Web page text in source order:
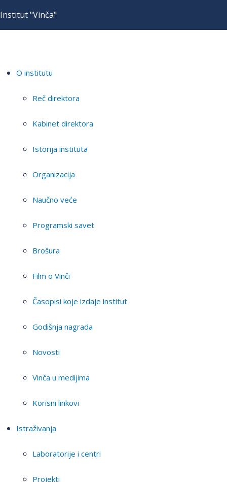
Institut "Vinča"
O institutu
Reč direktora
Kabinet direktora
Istorija instituta
Organizacija
Naučno veće
Programski savet
Brošura
Film o Vinči
Časopisi koje izdaje institut
Godišnja nagrada
Novosti
Vinča u medijima
Korisni linkovi
Istraživanja
Laboratorije i centri
Projekti